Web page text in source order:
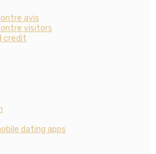
avis
visitors
credit
dating apps